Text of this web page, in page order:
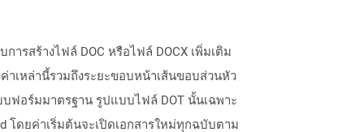
รสร้างไฟล์ DOC หรือไฟล์ DOCX เพิ่มเติม
าเหล่านี้รวมถึงระยะขอบหน้าเส้นขอบส่วนหัว
ฟอร์มมาตรฐาน รูปแบบไฟล์ DOT นั้นเฉพาะ
โดยค่าเริ่มต้นจะเปิดเอกสารใหม่ทุกฉบับตาม